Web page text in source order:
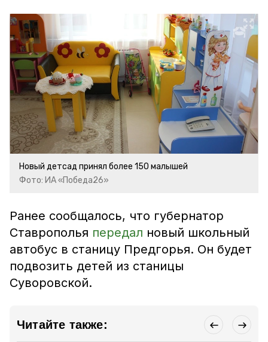
Новый детсад принял более 150 малышей
Фото: ИА «Победа26»
Ранее сообщалось, что губернатор
Ставрополья передал новый школьный
автобус в станицу Предгорья. Он будет
подвозить детей из станицы
Суворовской.
Читайте также: